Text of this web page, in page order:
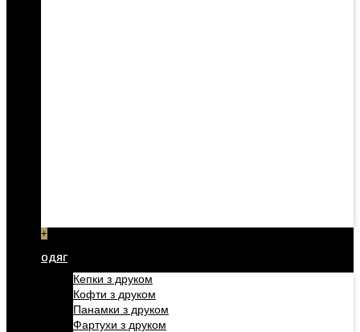
+
ОДЯГ
Кепки з друком
Кофти з друком
Панамки з друком
Фартухи з друком